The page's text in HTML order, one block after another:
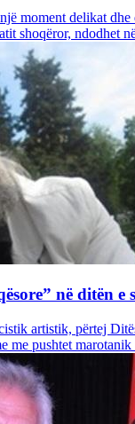
moment delikat
shoqëror, ndodhet
në ditën e
artistik, përtej
me pushtet